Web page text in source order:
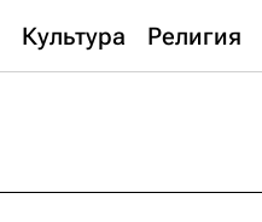
Культура Религия